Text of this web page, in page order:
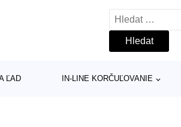
Vyhledávání
ĽAD IN-LINE KORČUĽOVANIE